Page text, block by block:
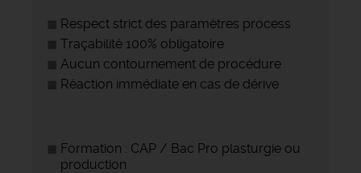
Respect strict des paramètres process
Traçabilité 100% obligatoire
Aucun contournement de procédure
Réaction immédiate en cas de dérive
Formation : CAP / Bac Pro plasturgie ou
production